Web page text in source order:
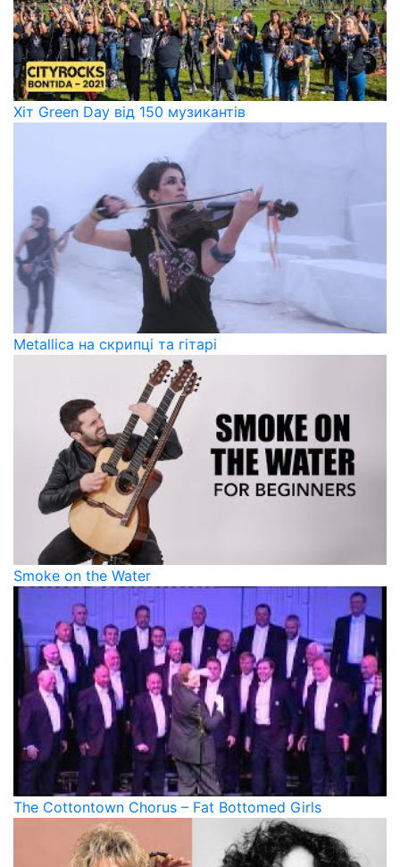
Хіт Green Day від 150 музикантів
Metallica на скрипці та гітарі
Smoke on the Water
The Cottontown Chorus – Fat Bottomed Girls